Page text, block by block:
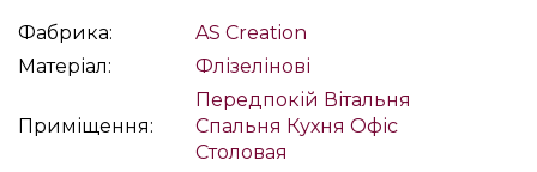
Фабрика:
AS Creation
Матеріал:
Флізелінові
Приміщення:
Передпокій Вітальня
Спальня Кухня Офіс
Столовая